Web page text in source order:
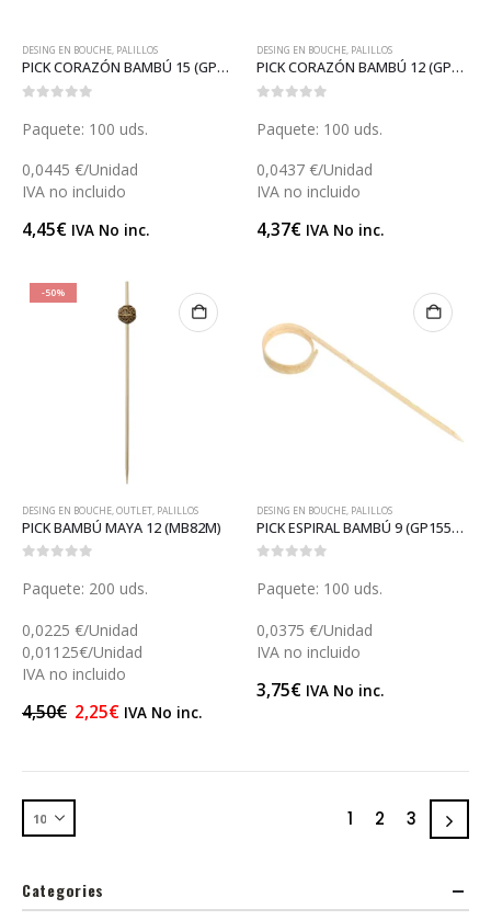
DESING EN BOUCHE, PALILLOS
PICK CORAZÓN BAMBÚ 15 (GP18040)
Paquete: 100 uds.
0,0445 €/Unidad
IVA no incluido
4,45€ IVA No inc.
DESING EN BOUCHE, PALILLOS
PICK CORAZÓN BAMBÚ 12 (GP18039)
Paquete: 100 uds.
0,0437 €/Unidad
IVA no incluido
4,37€ IVA No inc.
-50%
DESING EN BOUCHE,OUTLET, PALILLOS
PICK BAMBÚ MAYA 12 (MB82M)
Paquete: 200 uds.
0,0225 €/Unidad
0,01125€/Unidad
IVA no incluido
4,50€ 2,25€ IVA No inc.
DESING EN BOUCHE, PALILLOS
PICK ESPIRAL BAMBÚ 9 (GP15584)
Paquete: 100 uds.
0,0375 €/Unidad
IVA no incluido
3,75€ IVA No inc.
1 2 3
Categories